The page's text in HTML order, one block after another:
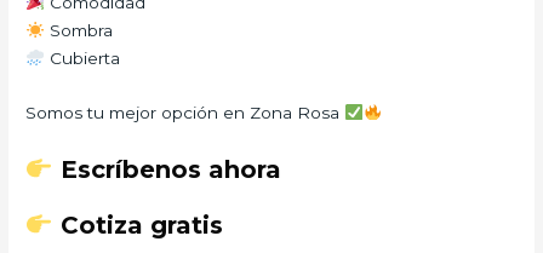
Sombra
Cubierta
Somos tu mejor opción en Zona Rosa
Escríbenos ahora
Cotiza gratis